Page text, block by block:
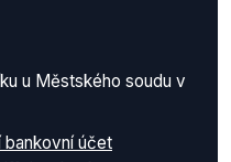
u Městského soudu v
bankovní účet